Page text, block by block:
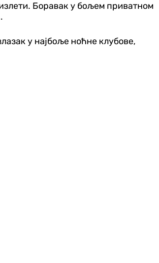
Боравак у бољем приватном
у најбоље ноћне клубове,